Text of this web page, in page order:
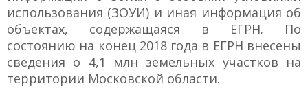
использования (ЗОУИ) и иная информация об
объектах, содержащаяся в ЕГРН. По
состоянию на конец 2018 года в ЕГРН внесены
сведения о 4,1 млн земельных участков на
территории Московской области.